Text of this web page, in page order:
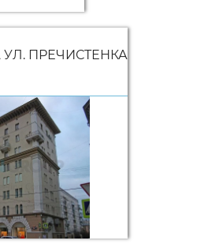
УЛ. ПРЕЧИСТЕНКА